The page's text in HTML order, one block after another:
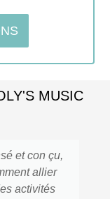
MUSIC
et con çu,
allier
activités